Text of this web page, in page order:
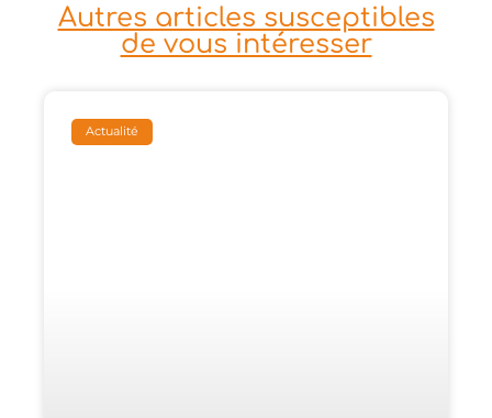
Autres articles susceptibles
de vous intéresser
Actualité